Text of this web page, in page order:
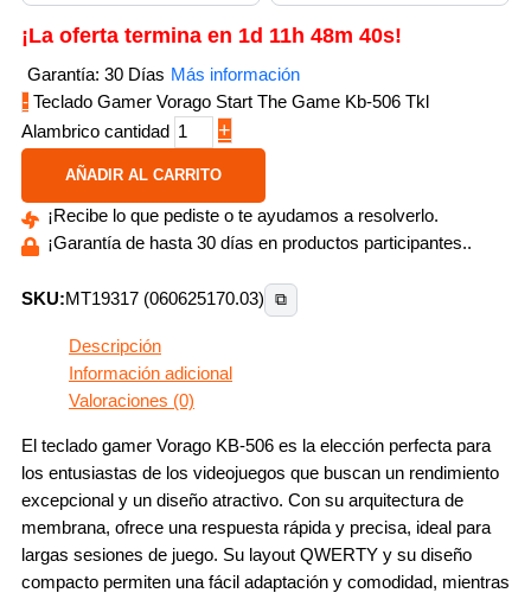
¡La oferta termina en 1d 11h 48m 40s!
Garantía: 30 Días Más información
- Teclado Gamer Vorago Start The Game Kb-506 Tkl
Alambrico cantidad
+
AÑADIR AL CARRITO
¡Recibe lo que pediste o te ayudamos a resolverlo.
¡Garantía de hasta 30 días en productos participantes..
SKU:MT19317 (060625170.03) ⧉
Descripción
Información adicional
Valoraciones (0)
El teclado gamer Vorago KB-506 es la elección perfecta para
los entusiastas de los videojuegos que buscan un rendimiento
excepcional y un diseño atractivo. Con su arquitectura de
membrana, ofrece una respuesta rápida y precisa, ideal para
largas sesiones de juego. Su layout QWERTY y su diseño
compacto permiten una fácil adaptación y comodidad, mientras